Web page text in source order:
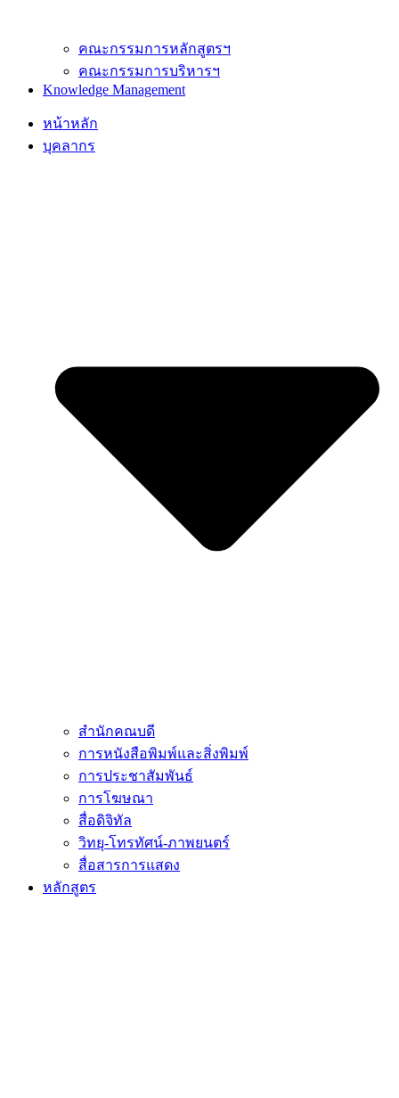
คณะกรรมการหลักสูตรฯ
คณะกรรมการบริหารฯ
Knowledge Management
หน้าหลัก
บุคลากร
สำนักคณบดี
การหนังสือพิมพ์และสิ่งพิมพ์
การประชาสัมพันธ์
การโฆษณา
สื่อดิจิทัล
วิทยุ-โทรทัศน์-ภาพยนตร์
สื่อสารการแสดง
หลักสูตร